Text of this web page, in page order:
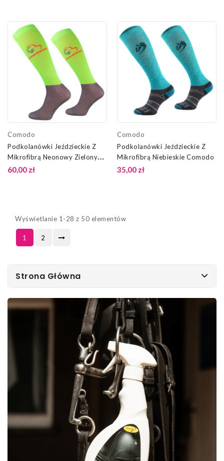
Comodo
Podkolanówki Jeździeckie Z
Mikrofibrą Neonowy Zielony
Comodo
60,00 zł
Comodo
Podkolanówki Jeździeckie Z
Mikrofibrą Niebieskie Comodo
35,00 zł
Wyświetlanie 1-28 z 50 elementów
1 2
Strona Główna